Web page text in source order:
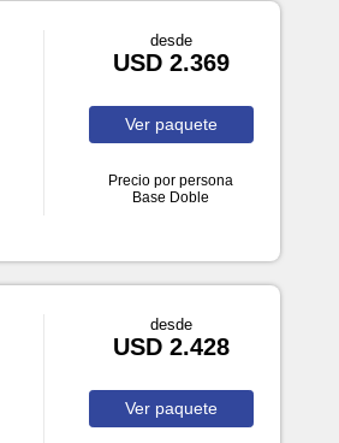
desde
USD 2.369
Ver paquete
Precio por persona
Base Doble
desde
USD 2.428
Ver paquete